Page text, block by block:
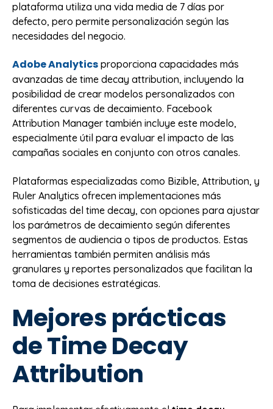
plataforma utiliza una vida media de 7 días por
defecto, pero permite personalización según las
necesidades del negocio.
Adobe Analytics proporciona capacidades más
avanzadas de time decay attribution, incluyendo la
posibilidad de crear modelos personalizados con
diferentes curvas de decaimiento. Facebook
Attribution Manager también incluye este modelo,
especialmente útil para evaluar el impacto de las
campañas sociales en conjunto con otros canales.
Plataformas especializadas como Bizible, Attribution, y
Ruler Analytics ofrecen implementaciones más
sofisticadas del time decay, con opciones para ajustar
los parámetros de decaimiento según diferentes
segmentos de audiencia o tipos de productos. Estas
herramientas también permiten análisis más
granulares y reportes personalizados que facilitan la
toma de decisiones estratégicas.
Mejores prácticas
de Time Decay
Attribution